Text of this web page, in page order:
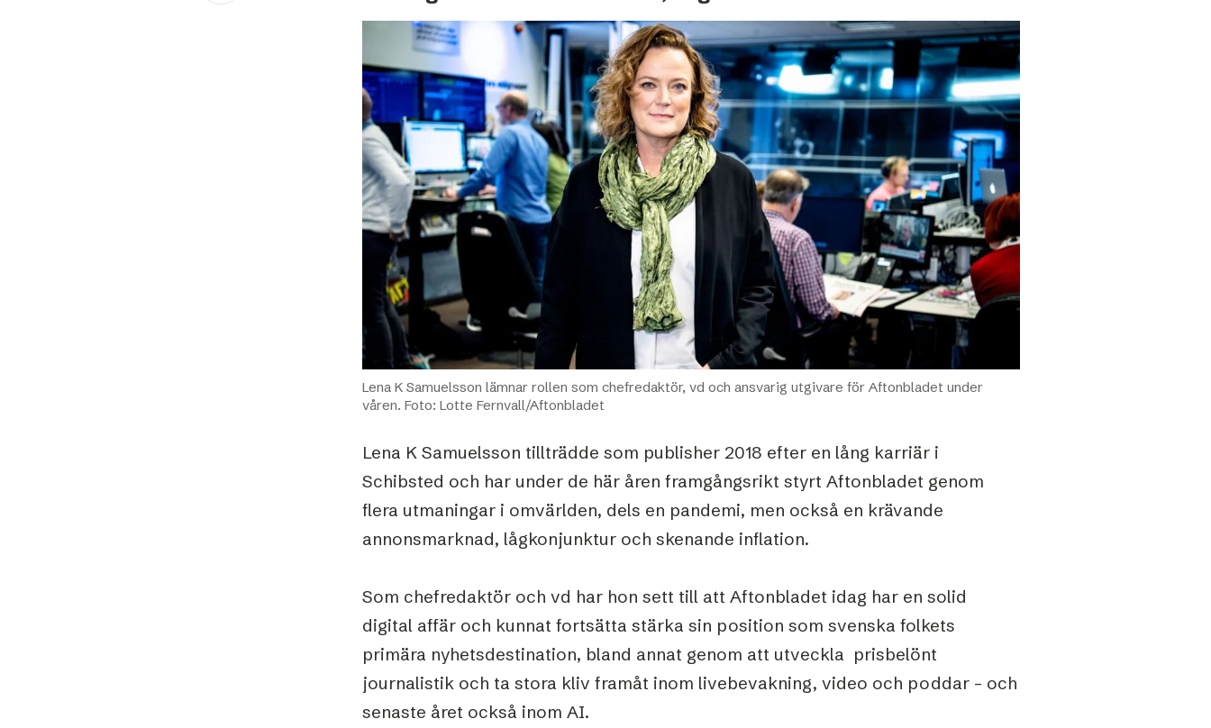
Schibsted’s visual design
Lena K Samuelsson lämnar rollen som chefredaktör, vd och ansvarig utgivare för Aftonbladet under
våren. Foto: Lotte Fernvall/Aftonbladet
Lena K Samuelsson tillträdde som publisher 2018 efter en lång karriär i
Schibsted och har under de här åren framgångsrikt styrt Aftonbladet genom
flera utmaningar i omvärlden, dels en pandemi, men också en krävande
annonsmarknad, lågkonjunktur och skenande inflation.
Som chefredaktör och vd har hon sett till att Aftonbladet idag har en solid
digital affär och kunnat fortsätta stärka sin position som svenska folkets
primära nyhetsdestination, bland annat genom att utveckla prisbelönt
journalistik och ta stora kliv framåt inom livebevakning, video och poddar – och
senaste året också inom AI.